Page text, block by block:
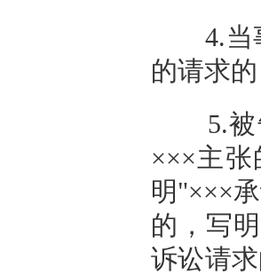
4.当事
的请求
5.被告
×××主
明"×××
的，写
诉讼请